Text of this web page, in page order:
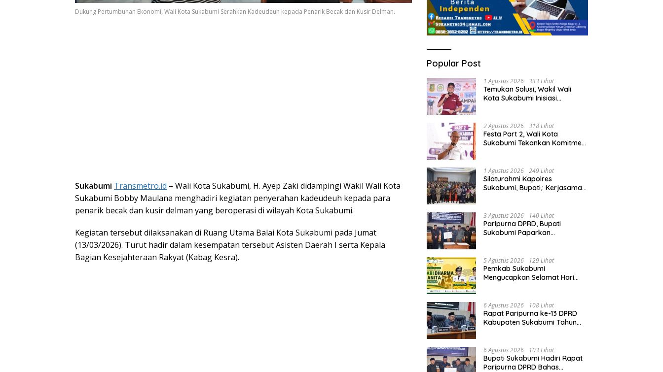
Dukung Pertumbuhan Ekonomi, Wali Kota Sukabumi Serahkan Kadeudeuh kepada Penarik Becak dan Kusir Delman.
Sukabumi Transmetro.id – Wali Kota Sukabumi, H. Ayep Zaki didampingi Wakil Wali Kota
Sukabumi Bobby Maulana menghadiri kegiatan penyerahan kadeudeuh kepada para
penarik becak dan kusir delman yang beroperasi di wilayah Kota Sukabumi.
Kegiatan tersebut dilaksanakan di Ruang Utama Balai Kota Sukabumi pada Jumat
(13/03/2026). Turut hadir dalam kesempatan tersebut Asisten Daerah I serta Kepala
Bagian Kesejahteraan Rakyat (Kabag Kesra).
Popular Post
1 Agustus 2026 333 Lihat
Temukan Solusi, Wakil Wali
Kota Sukabumi Inisiasi
2 Agustus 2026 318 Lihat
Festa Part 2, Wali Kota
Sukabumi Tekankan Komitmen
1 Agustus 2026 249 Lihat
Silaturahmi Kapolres
Sukabumi, Bupati,: Kerjasama
3 Agustus 2026 140 Lihat
Paripurna DPRD, Bupati
Sukabumi Paparkan
5 Agustus 2026 129 Lihat
Pemkab Sukabumi
Mengucapkan Selamat Hari
6 Agustus 2026 108 Lihat
Rapat Paripurna ke-13 DPRD
Kabupaten Sukabumi Tahun
6 Agustus 2026 103 Lihat
Bupati Sukabumi Hadiri Rapat
Paripurna DPRD Bahas